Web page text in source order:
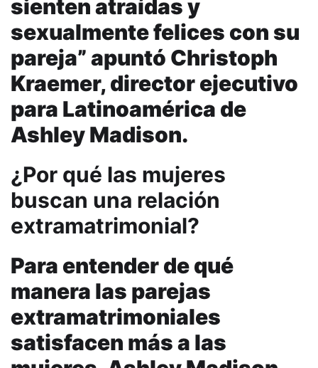
sienten atraídas y
sexualmente felices con su
pareja” apuntó Christoph
Kraemer, director ejecutivo
para Latinoamérica de
Ashley Madison.
¿Por qué las mujeres
buscan una relación
extramatrimonial?
Para entender de qué
manera las parejas
extramatrimoniales
satisfacen más a las